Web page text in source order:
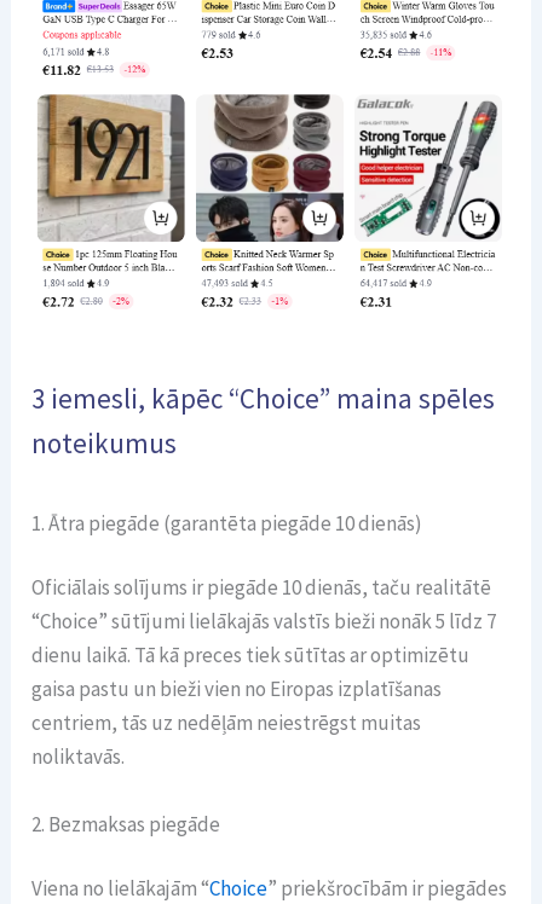
3 iemesli, kāpēc “Choice” maina spēles
noteikumus
1. Ātra piegāde (garantēta piegāde 10 dienās)
Oficiālais solījums ir piegāde 10 dienās, taču realitātē
“Choice” sūtījumi lielākajās valstīs bieži nonāk 5 līdz 7
dienu laikā. Tā kā preces tiek sūtītas ar optimizētu
gaisa pastu un bieži vien no Eiropas izplatīšanas
centriem, tās uz nedēļām neiestrēgst muitas
noliktavās.
2. Bezmaksas piegāde
Viena no lielākajām “Choice” priekšrocībām ir piegādes